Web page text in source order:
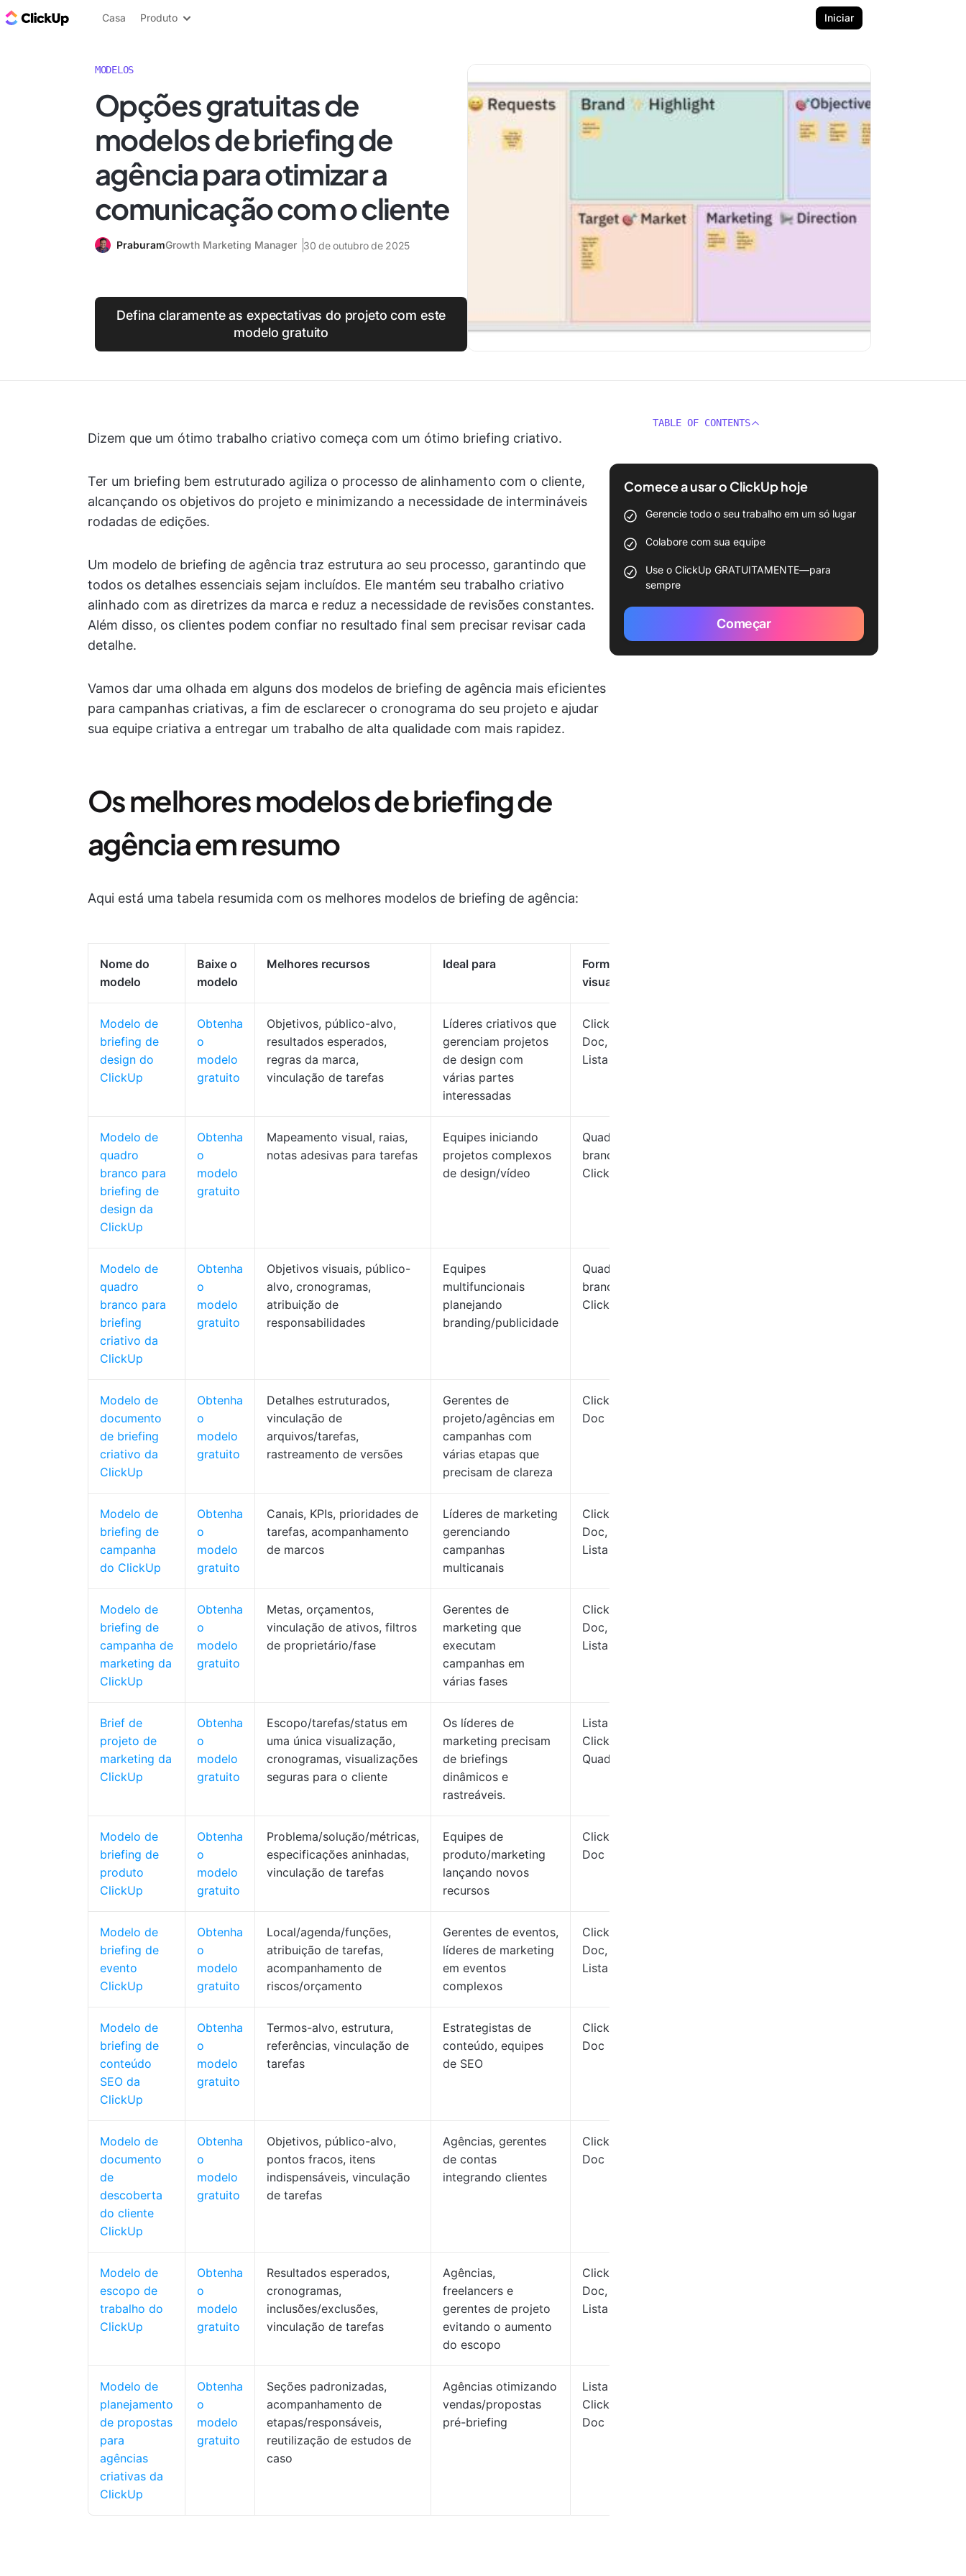
ClickUp Blogue
Casa Produto Iniciar
MODELOS
Opções gratuitas de
modelos de briefing de
agência para otimizar a
comunicação com o cliente
PraburamGrowth Marketing Manager 30 de outubro de 2025
Defina claramente as expectativas do projeto com este
modelo gratuito
Dizem que um ótimo trabalho criativo começa com um ótimo briefing criativo.
Ter um briefing bem estruturado agiliza o processo de alinhamento com o cliente,
alcançando os objetivos do projeto e minimizando a necessidade de intermináveis
rodadas de edições.
Um modelo de briefing de agência traz estrutura ao seu processo, garantindo que
todos os detalhes essenciais sejam incluídos. Ele mantém seu trabalho criativo
alinhado com as diretrizes da marca e reduz a necessidade de revisões constantes.
Além disso, os clientes podem confiar no resultado final sem precisar revisar cada
detalhe.
Vamos dar uma olhada em alguns dos modelos de briefing de agência mais eficientes
para campanhas criativas, a fim de esclarecer o cronograma do seu projeto e ajudar
sua equipe criativa a entregar um trabalho de alta qualidade com mais rapidez.
Os melhores modelos de briefing de
agência em resumo
Aqui está uma tabela resumida com os melhores modelos de briefing de agência:
Nome do
modelo
Baixe o
modelo
Melhores recursos Ideal para
Formato
visual
Modelo de
briefing de
design do
ClickUp
Obtenha
o
modelo
gratuito
Objetivos, público-alvo,
resultados esperados,
regras da marca,
vinculação de tarefas
Líderes criativos que
gerenciam projetos
de design com
várias partes
interessadas
ClickUp
Doc,
Lista
Modelo de
quadro
branco para
briefing de
design da
ClickUp
Obtenha
o
modelo
gratuito
Mapeamento visual, raias,
notas adesivas para tarefas
Equipes iniciando
projetos complexos
de design/vídeo
Quadro
branco
ClickUp
Modelo de
quadro
branco para
briefing
criativo da
ClickUp
Obtenha
o
modelo
gratuito
Objetivos visuais, público-
alvo, cronogramas,
atribuição de
responsabilidades
Equipes
multifuncionais
planejando
branding/publicidade
Quadro
branco
ClickUp
Modelo de
documento
de briefing
criativo da
ClickUp
Obtenha
o
modelo
gratuito
Detalhes estruturados,
vinculação de
arquivos/tarefas,
rastreamento de versões
Gerentes de
projeto/agências em
campanhas com
várias etapas que
precisam de clareza
ClickUp
Doc
Modelo de
briefing de
campanha
do ClickUp
Obtenha
o
modelo
gratuito
Canais, KPIs, prioridades de
tarefas, acompanhamento
de marcos
Líderes de marketing
gerenciando
campanhas
multicanais
ClickUp
Doc,
Lista
Modelo de
briefing de
campanha de
marketing da
ClickUp
Obtenha
o
modelo
gratuito
Metas, orçamentos,
vinculação de ativos, filtros
de proprietário/fase
Gerentes de
marketing que
executam
campanhas em
várias fases
ClickUp
Doc,
Lista
Brief de
projeto de
marketing da
ClickUp
Obtenha
o
modelo
gratuito
Escopo/tarefas/status em
uma única visualização,
cronogramas, visualizações
seguras para o cliente
Os líderes de
marketing precisam
de briefings
dinâmicos e
rastreáveis.
Lista
ClickUp,
Quadro
Modelo de
briefing de
produto
ClickUp
Obtenha
o
modelo
gratuito
Problema/solução/métricas,
especificações aninhadas,
vinculação de tarefas
Equipes de
produto/marketing
lançando novos
recursos
ClickUp
Doc
Modelo de
briefing de
evento
ClickUp
Obtenha
o
modelo
gratuito
Local/agenda/funções,
atribuição de tarefas,
acompanhamento de
riscos/orçamento
Gerentes de eventos,
líderes de marketing
em eventos
complexos
ClickUp
Doc,
Lista
Modelo de
briefing de
conteúdo
SEO da
ClickUp
Obtenha
o
modelo
gratuito
Termos-alvo, estrutura,
referências, vinculação de
tarefas
Estrategistas de
conteúdo, equipes
de SEO
ClickUp
Doc
Modelo de
documento
de
descoberta
do cliente
ClickUp
Obtenha
o
modelo
gratuito
Objetivos, público-alvo,
pontos fracos, itens
indispensáveis, vinculação
de tarefas
Agências, gerentes
de contas
integrando clientes
ClickUp
Doc
Modelo de
escopo de
trabalho do
ClickUp
Obtenha
o
modelo
gratuito
Resultados esperados,
cronogramas,
inclusões/exclusões,
vinculação de tarefas
Agências,
freelancers e
gerentes de projeto
evitando o aumento
do escopo
ClickUp
Doc,
Lista
Modelo de
planejamento
de propostas
para
agências
criativas da
ClickUp
Obtenha
o
modelo
gratuito
Seções padronizadas,
acompanhamento de
etapas/responsáveis,
reutilização de estudos de
caso
Agências otimizando
vendas/propostas
pré-briefing
Lista
ClickUp,
Doc
TABLE OF CONTENTS
Comece a usar o ClickUp hoje
Gerencie todo o seu trabalho em um só lugar
Colabore com sua equipe
Use o ClickUp GRATUITAMENTE—para
sempre
Começar